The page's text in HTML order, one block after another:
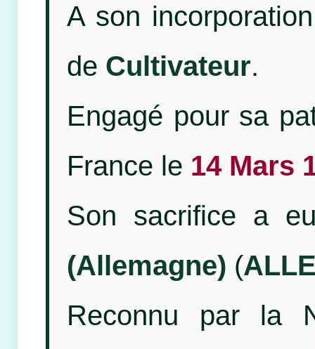
A son
de Cultivateur.
Engagé pour sa
France le 14 Mars
Son sacrifice a
(Allemagne) (
Reconnu par la